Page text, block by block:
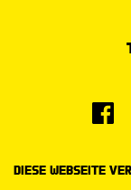
Diese Webseite